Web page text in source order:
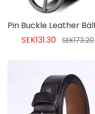
SEK131.30
SEK173.20